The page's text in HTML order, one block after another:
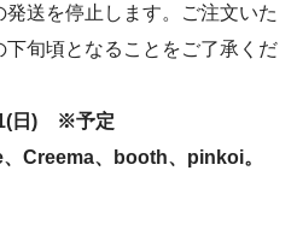
送を停止します。ご注文いた
旬頃となることをご了承くだ
日) ※予定
Creema、booth、pinkoi。